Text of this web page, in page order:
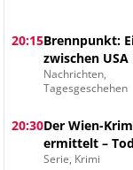
20:15Brennpunkt:
zwischen
Nachrichten,
Tagesgeschehen
20:30Der Wien-
ermittelt –
Donau
Serie, Krimi